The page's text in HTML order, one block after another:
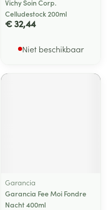
Vichy Soin Corp.
Celludestock 200ml
€ 32,44
Niet beschikbaar
Garancia
Garancia Fee Moi Fondre
Nacht 400ml